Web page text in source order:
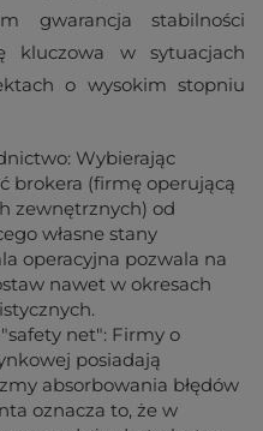
gwarancja stabilności
kluczowa w sytuacjach
o wysokim stopniu
Wybierając
brokera (firmę operującą
zewnętrznych) od
własne stany
operacyjna pozwala na
nawet w okresach
net": Firmy o
posiadają
absorbowania błędów
oznacza to, że w